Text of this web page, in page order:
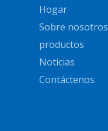
Hogar
Sobre nosotros
productos
Noticias
Contáctenos